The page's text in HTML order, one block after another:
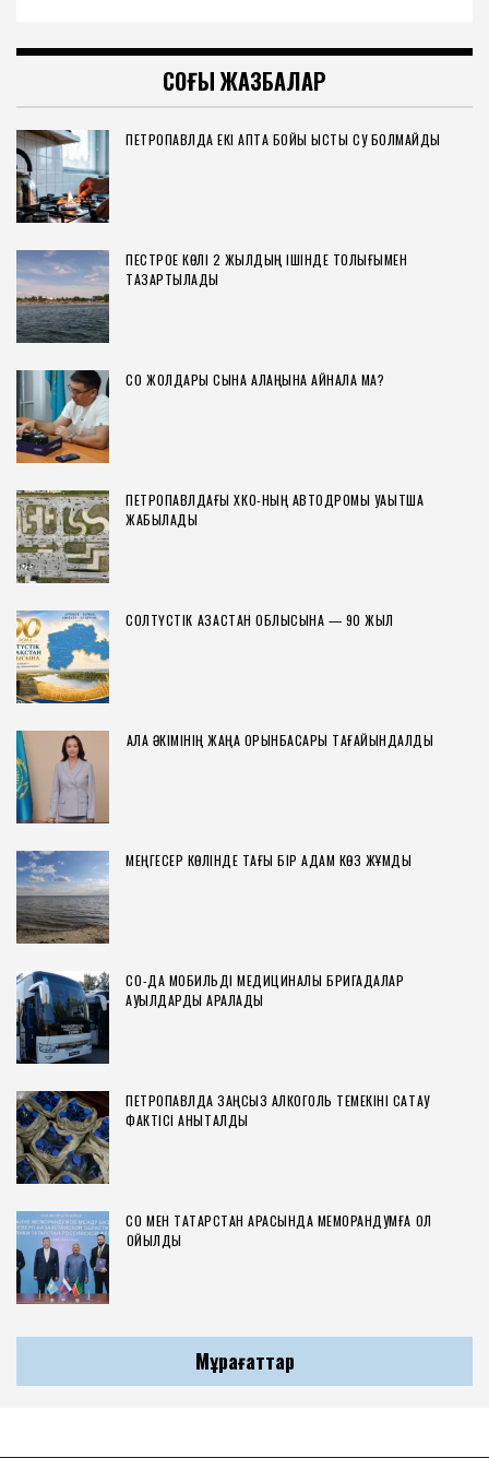
СОҢҒЫ ЖАЗБАЛАР
ПЕТРОПАВЛДА ЕКІ АПТА БОЙЫ ЫСТЫҚ СУ БОЛМАЙДЫ
ПЕСТРОЕ КӨЛІ 2 ЖЫЛДЫҢ ІШІНДЕ ТОЛЫҒЫМЕН
ТАЗАРТЫЛАДЫ
СҚО ЖОЛДАРЫ СЫНАҚ АЛАҢЫНА АЙНАЛА МА?
ПЕТРОПАВЛДАҒЫ ХҚКО-НЫҢ АВТОДРОМЫ УАҚЫТША
ЖАБЫЛАДЫ
СОЛТҮСТІК ҚАЗАҚСТАН ОБЛЫСЫНА — 90 ЖЫЛ
ҚАЛА ӘКІМІНІҢ ЖАҢА ОРЫНБАСАРЫ ТАҒАЙЫНДАЛДЫ
МЕҢГЕСЕР КӨЛІНДЕ ТАҒЫ БІР АДАМ КӨЗ ЖҰМДЫ
СҚО-ДА МОБИЛЬДІ МЕДИЦИНАЛЫҚ БРИГАДАЛАР
АУЫЛДАРДЫ АРАЛАДЫ
ПЕТРОПАВЛДА ЗАҢСЫЗ АЛКОГОЛЬ ТЕМЕКІНІ САҚТАУ
ФАКТІСІ АНЫҚТАЛДЫ
СҚО МЕН ТАТАРСТАН АРАСЫНДА МЕМОРАНДУМҒА ҚОЛ
ҚОЙЫЛДЫ
Мұрағаттар